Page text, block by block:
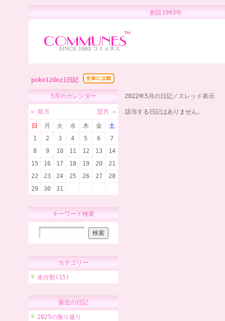
創設1993年 コ
poke12dezi日記
5月のカレンダー
« 前月
翌月 »
日
月 火 水 木 金
土
1
2 3 4 5 6
7
8
9 10 11 12 13
14
15
16 17 18 19 20
21
22
23 24 25 26 27
28
29
30 31
キーワード検索
カテゴリー
未分類(15)
最近の日記
2025の振り返り
2022年5月の日記／スレッド表示
該当する日記はありません。